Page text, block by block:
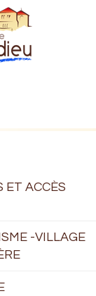
ET ACCÈS
-VILLAGE